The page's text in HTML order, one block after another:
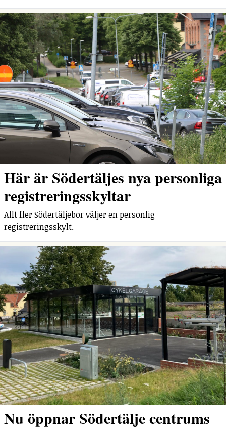
Här är Södertäljes nya personliga
registreringsskyltar
Allt fler Södertäljebor väljer en personlig
registreringsskylt.
Nu öppnar Södertälje centrums